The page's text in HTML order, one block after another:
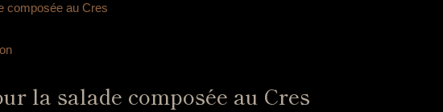
composée au Cres
la salade composée au Cres